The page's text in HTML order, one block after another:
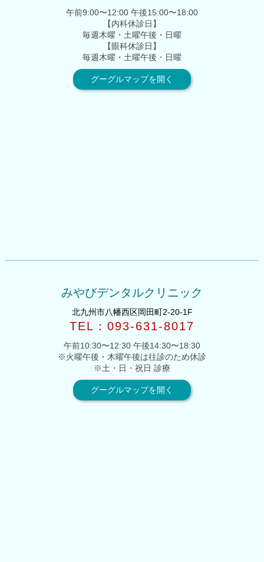
午前9:00〜12:00 午後15:00〜18:00
【内科休診日】
毎週木曜・土曜午後・日曜
【眼科休診日】
毎週木曜・土曜午後・日曜
グーグルマップを開く
みやびデンタルクリニック
北九州市八幡西区岡田町2-20-1F
TEL：093-631-8017
午前10:30〜12:30 午後14:30〜18:30
※火曜午後・木曜午後は往診のため休診
※土・日・祝日 診療
グーグルマップを開く